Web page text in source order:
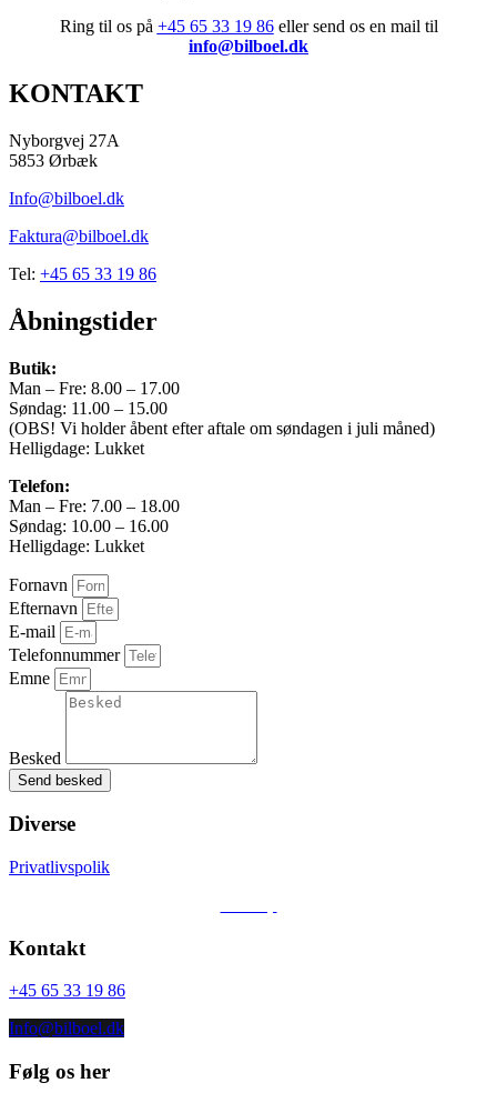
Transmission
Tank
75
Topfart
159 km/h
Vægt
Airbags
2
Totalvægt
3500 kg
600 cm
Bredde
204 cm
Højde
233 cm
Leasing type
DKK 0
Totalpris i løbetiden
Ring til os på +45 65 33 19 86eller send os en mail til
info@bilboel.dk
KONTAKT
Nyborgvej 27A
5853 Ørbæk
Info@bilboel.dk
Faktura@bilboel.dk
Tel: +45 65 33 19 86
Åbningstider
Butik:
Man – Fre: 8.00 – 17.00
Søndag: 11.00 – 15.00
(OBS! Vi holder åbent efter aftale om søndagen i juli måned)
Helligdage: Lukket
Telefon:
Man – Fre: 7.00 – 18.00
Søndag: 10.00 – 16.00
Helligdage: Lukket
Fornavn
Efternavn
E-mail
Telefonnummer
Emne
Besked
Send besked
Diverse
Privatlivspolik
Kontakt
+45 65 33 19 86
Info@bilboel.dk
Følg os her